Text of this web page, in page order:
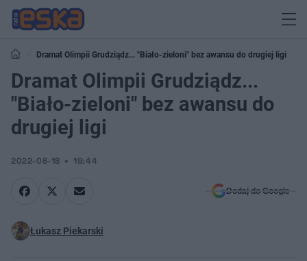
Dramat Olimpii Grudziądz... "Biało-zieloni" bez awansu do drugiej ligi
Dramat Olimpii Grudziądz...
"Biało-zieloni" bez awansu do
drugiej ligi
2022-06-18 19:44
Dodaj do Google
Łukasz Piekarski